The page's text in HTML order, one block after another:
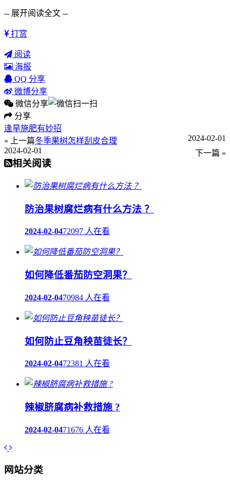
-- 展开阅读全文 --
打赏
阅读
海报
QQ 分享
微博分享
微信分享
分享
逢旱施肥有妙招
« 上一篇
2024-02-01
冬季果树怎样刮皮合理
下一篇 »
2024-02-01
相关阅读
防治果树腐烂病有什么方法 ？
2024-02-0472097 人在看
如何降低番茄防空洞果？
2024-02-0470984 人在看
如何防止豆角秧苗徒长？
2024-02-0472381 人在看
辣椒脐腐病补救措施 ?
2024-02-0471676 人在看
网站分类